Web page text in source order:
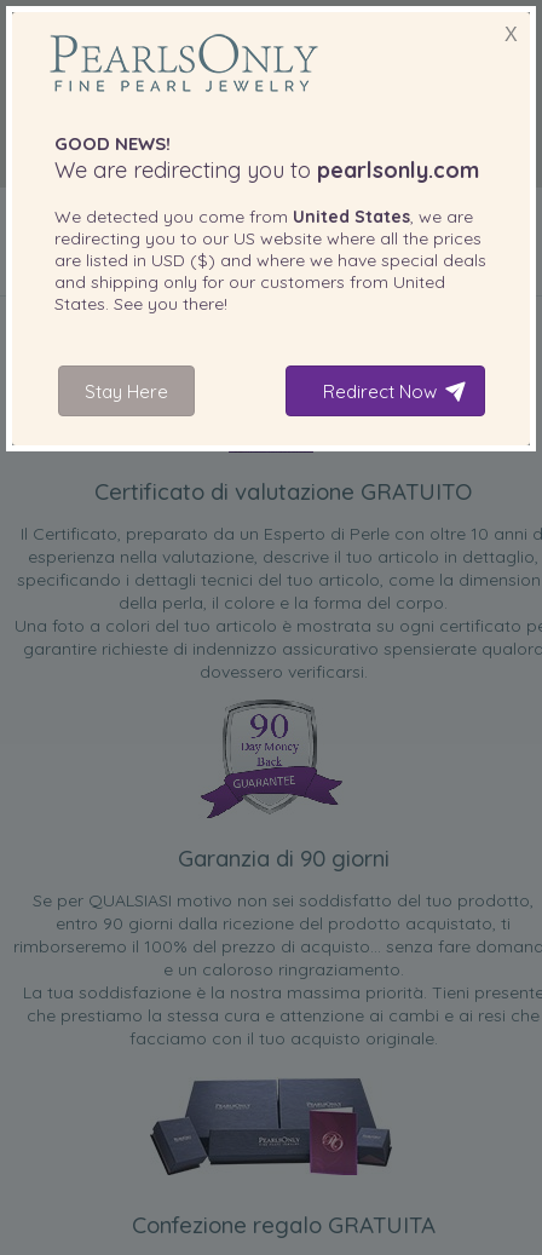
INCLUSO CON IL PRODOTTO
Certificato di valutazione GRATUITO
Il Certificato, preparato da un Esperto di Perle con oltre 10 anni
esperienza nella valutazione, descrive il tuo articolo in dettaglio,
specificando i dettagli tecnici del tuo articolo, come la
della perla, il colore e la forma del corpo.
Una foto a colori del tuo articolo è mostrata su ogni certificato
garantire richieste di indennizzo assicurativo spensierate
dovessero verificarsi.
Garanzia di 90 giorni
Se per QUALSIASI motivo non sei soddisfatto del tuo prodotto,
entro 90 giorni dalla ricezione del prodotto acquistato, ti
rimborseremo il 100% del prezzo di acquisto... senza fare
e un caloroso ringraziamento.
La tua soddisfazione è la nostra massima priorità. Tieni
che prestiamo la stessa cura e attenzione ai cambi e ai resi che
facciamo con il tuo acquisto originale.
Confezione regalo GRATUITA
X
GOOD NEWS!
We are redirecting you to pearlsonly.com
We detected you come from United States, we are
redirecting you to our US website where all the prices
are listed in USD ($) and where we have special deals
and shipping only for our customers from United
States. See you there!
Stay Here Redirect Now